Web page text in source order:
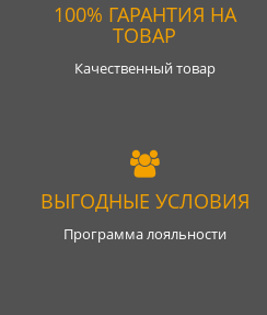
100% ГАРАНТИЯ НА
ТОВАР
Качественный товар
ВЫГОДНЫЕ УСЛОВИЯ
Программа лояльности